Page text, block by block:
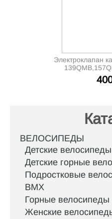
Электроклапан
ВЕЛОСИПЕДЫ
Детские велосипеды
Детские горные
Подростковые
BMX
Горные велосипеды
Женские